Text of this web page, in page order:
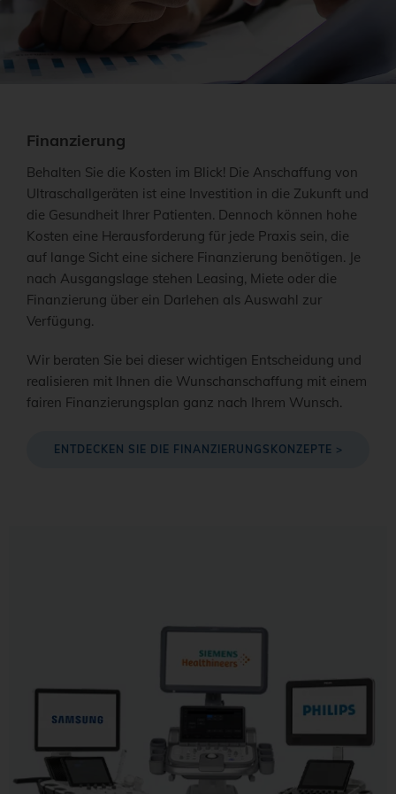
Finanzierung
Behalten Sie die Kosten im Blick! Die Anschaffung von
Ultraschallgeräten ist eine Investition in die Zukunft und
die Gesundheit Ihrer Patienten. Dennoch können hohe
Kosten eine Herausforderung für jede Praxis sein, die
auf lange Sicht eine sichere Finanzierung benötigen. Je
nach Ausgangslage stehen Leasing, Miete oder die
Finanzierung über ein Darlehen als Auswahl zur
Verfügung.
Wir beraten Sie bei dieser wichtigen Entscheidung und
realisieren mit Ihnen die Wunschanschaffung mit einem
fairen Finanzierungsplan ganz nach Ihrem Wunsch.
ENTDECKEN SIE DIE FINANZIERUNGSKONZEPTE >